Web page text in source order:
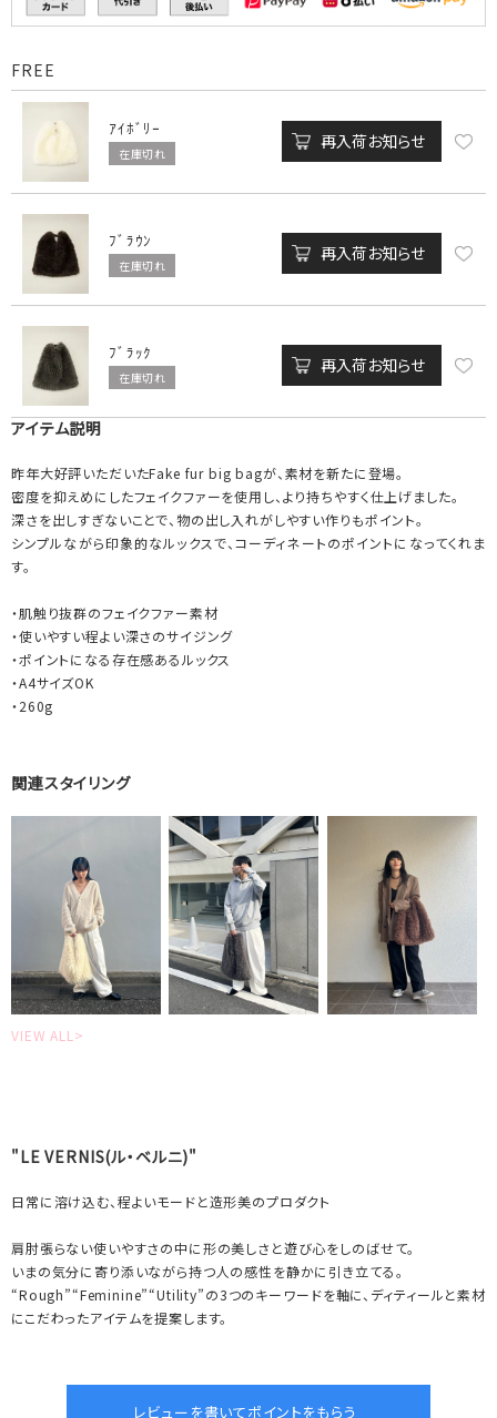
FREE
ｱｲﾎﾞﾘｰ
在庫切れ
再入荷お知らせ
ﾌﾞﾗｳﾝ
在庫切れ
再入荷お知らせ
ﾌﾞﾗｯｸ
在庫切れ
再入荷お知らせ
アイテム説明
昨年大好評いただいたFake fur big bagが、素材を新たに登場。
密度を抑えめにしたフェイクファーを使用し、より持ちやすく仕上げました。
深さを出しすぎないことで、物の出し入れがしやすい作りもポイント。
シンプルながら印象的なルックスで、コーディネートのポイントになってくれま
す。
・肌触り抜群のフェイクファー素材
・使いやすい程よい深さのサイジング
・ポイントになる存在感あるルックス
・A4サイズOK
・260g
関連スタイリング
VIEW ALL>
"LE VERNIS(ル・ベルニ)"
日常に溶け込む、程よいモードと造形美のプロダクト
肩肘張らない使いやすさの中に形の美しさと遊び心をしのばせて。
いまの気分に寄り添いながら持つ人の感性を静かに引き立てる。
“Rough”“Feminine”“Utility”の3つのキーワードを軸に、ディティールと素材
にこだわったアイテムを提案します。